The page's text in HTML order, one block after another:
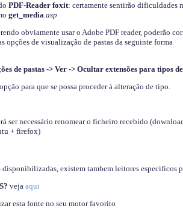
PDF-Reader foxit: certamente sentirão dificuldades
get_media.asp
obviamente usar o Adobe PDF reader, poderão
opções de visualização de pastas da seguinte forma
de pastas -> Ver -> Ocultar extensões para tipos
para que se possa proceder à alteração de tipo.
ser necessário renomear o ficheiro recebido
+ firefox)
disponibilizadas, existem tambem leitores especificos
veja aqui
esta fonte no seu motor favorito